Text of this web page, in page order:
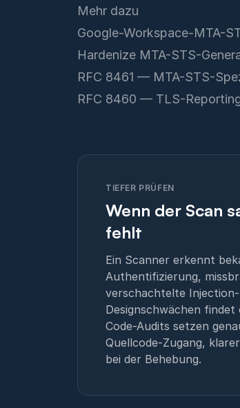
Mehr dazu
Google-Workspace-MTA-
Hardenize MTA-STS-
RFC 8461 — MTA-STS-
RFC 8460 — TLS-
TIEFER PRÜFEN
Wenn der Scan
fehlt
Ein Scanner erkennt
Authentifizierung,
verschachtelte
Designschwächen
Code-Audits setzen
Quellcode-Zugang,
bei der Behebung.